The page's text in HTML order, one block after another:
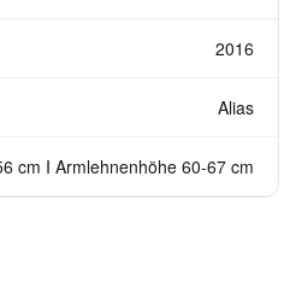
2016
Alias
cm I Armlehnenhöhe 60-67 cm